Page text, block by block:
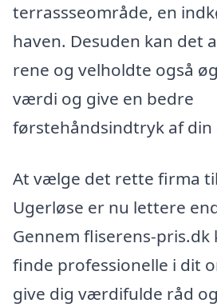
terrassseområde, en
haven. Desuden kan det
rene og velholdte også
værdi og give en bedre
førstehåndsindtryk af din
At vælge det rette firma
Ugerløse er nu lettere
Gennem fliserens-pris.dk
finde professionelle i dit
give dig værdifulde råd og